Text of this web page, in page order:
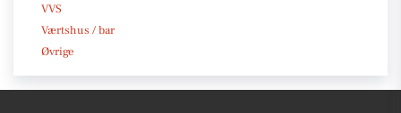
VVS
Værtshus / bar
Øvrige